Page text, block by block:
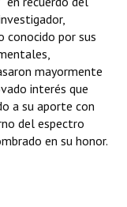
conocido por sus
mayormente
interés que
a su aporte con
del espectro
en su honor.